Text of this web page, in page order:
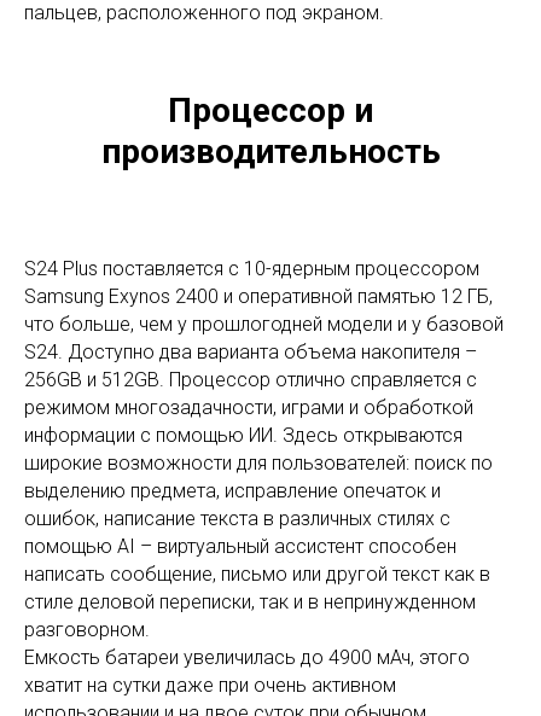
пальцев, расположенного под экраном.
Процессор и
производительность
S24 Plus поставляется с 10-ядерным процессором
Samsung Exynos 2400 и оперативной памятью 12 ГБ,
что больше, чем у прошлогодней модели и у базовой
S24. Доступно два варианта объема накопителя –
256GB и 512GB. Процессор отлично справляется с
режимом многозадачности, играми и обработкой
информации с помощью ИИ. Здесь открываются
широкие возможности для пользователей: поиск по
выделению предмета, исправление опечаток и
ошибок, написание текста в различных стилях с
помощью AI – виртуальный ассистент способен
написать сообщение, письмо или другой текст как в
стиле деловой переписки, так и в непринужденном
разговорном.
Емкость батареи увеличилась до 4900 мАч, этого
хватит на сутки даже при очень активном